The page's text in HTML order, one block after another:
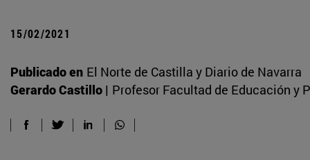
15/02/2021
Publicado en El Norte de Castilla y Diario de Navarra
Gerardo Castillo | Profesor Facultad de Educación y